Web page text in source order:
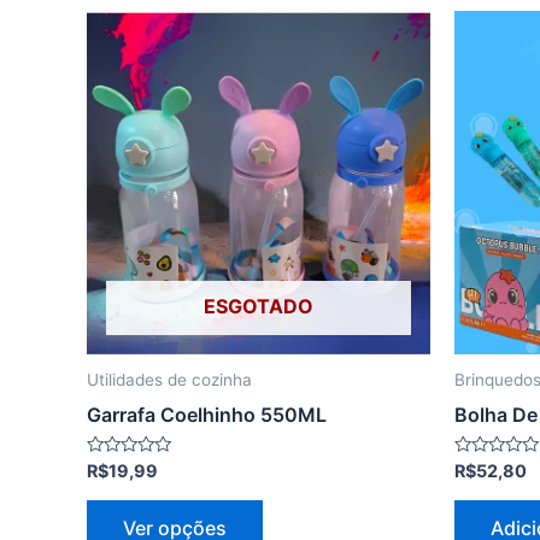
ESGOTADO
Utilidades de cozinha
Garrafa Coelhinho 550ML
Avaliação
de
R$19,99
Ver opções
tem
várias
variantes.
As
opções
podem
ser
escolhidas
na
Brinquedos
Bolha
Avaliação
de
R$52,80